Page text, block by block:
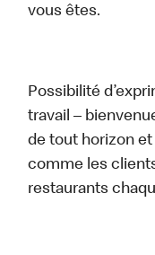
vous êtes.
Possibilité
travail –
de tout horizon
comme les
restaurants